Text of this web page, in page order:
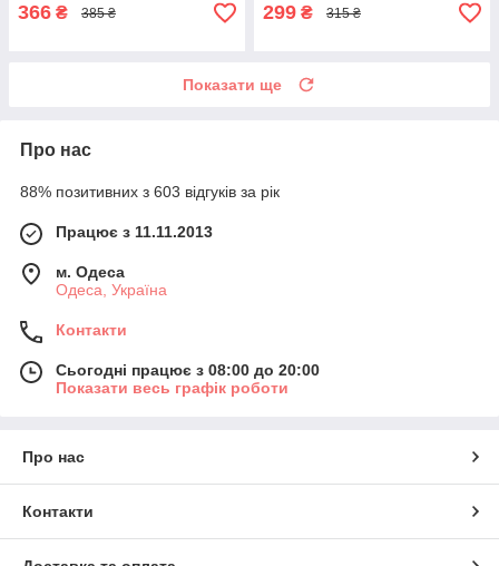
366 ₴ 385 ₴ 299 ₴ 315 ₴
Показати ще
Про нас
88% позитивних з 603 відгуків за рік
Працює з 11.11.2013
м. Одеса
Одеса, Україна
Контакти
Сьогодні працює з 08:00 до 20:00
Показати весь графік роботи
Про нас
Контакти